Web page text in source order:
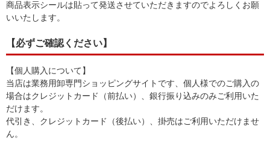
商品表示シールは貼って発送させていただきますのでよろしくお願
いいたします。
【必ずご確認ください】
【個人購入について】
当店は業務用卸専門ショッピングサイトです、個人様でのご購入の
場合はクレジットカード（前払い）、銀行振り込みのみご利用いた
だけます。
代引き、クレジットカード（後払い）、掛売はご利用いただけませ
ん。